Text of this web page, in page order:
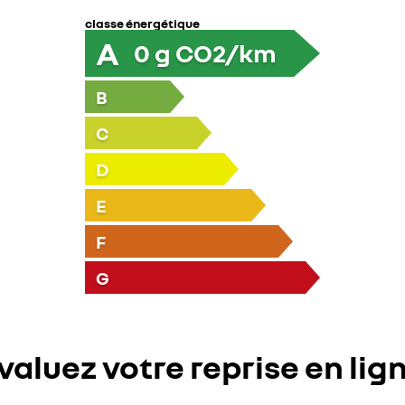
classe énergétique
A 0 g CO2/km
B
C
D
E
F
G
votre reprise en